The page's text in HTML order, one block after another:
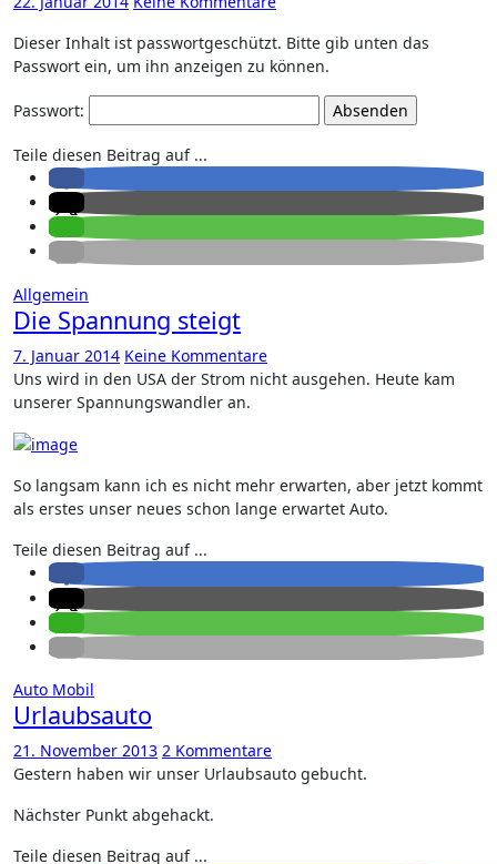
Dieser Inhalt ist passwortgeschützt. Bitte gib unten das
Passwort ein, um ihn anzeigen zu können.
Passwort:
Teile diesen Beitrag auf ...
Allgemein
Die Spannung steigt
7. Januar 2014 Keine Kommentare
Uns wird in den USA der Strom nicht ausgehen. Heute kam
unserer Spannungswandler an.
So langsam kann ich es nicht mehr erwarten, aber jetzt kommt
als erstes unser neues schon lange erwartet Auto.
Teile diesen Beitrag auf ...
Auto Mobil
Urlaubsauto
21. November 2013 2 Kommentare
Gestern haben wir unser Urlaubsauto gebucht.
Nächster Punkt abgehackt.
Teile diesen Beitrag auf ...